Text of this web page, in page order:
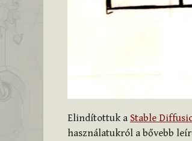
Elindítottuk a Stable
használatukról a bővebb